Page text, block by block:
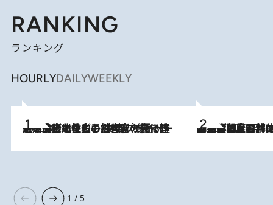
RANKING
ランキング
HOURLYDAILYWEEKLY
2026.8.3
《「文士の子ども被害者の会」発足！》阿川佐和子（72）が語る遠藤周作に北杜夫、劇作家・矢代静一の子どもたちの“文豪プライベート事件簿” 2026.8.8
「最後に見られてよかった」上野動物園の東園パンダ舎が解体前に特別公開。8月16日まで延長されたパネル展と共に辿る“半世紀”のパンダ飼育《解体工事の図面あり》
1 / 5